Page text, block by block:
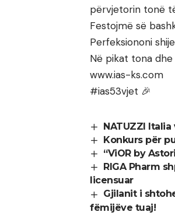
përvjetorin tonë
Festojmë së
Perfeksiononi
Në pikat tona dhe
www.ias-ks.com
#ias53vjet 🎉
NATUZZI
Konkurs për
“ViOR by
RIGA Pharm
licensuar
Gjilanit i
fëmijëve tuaj!